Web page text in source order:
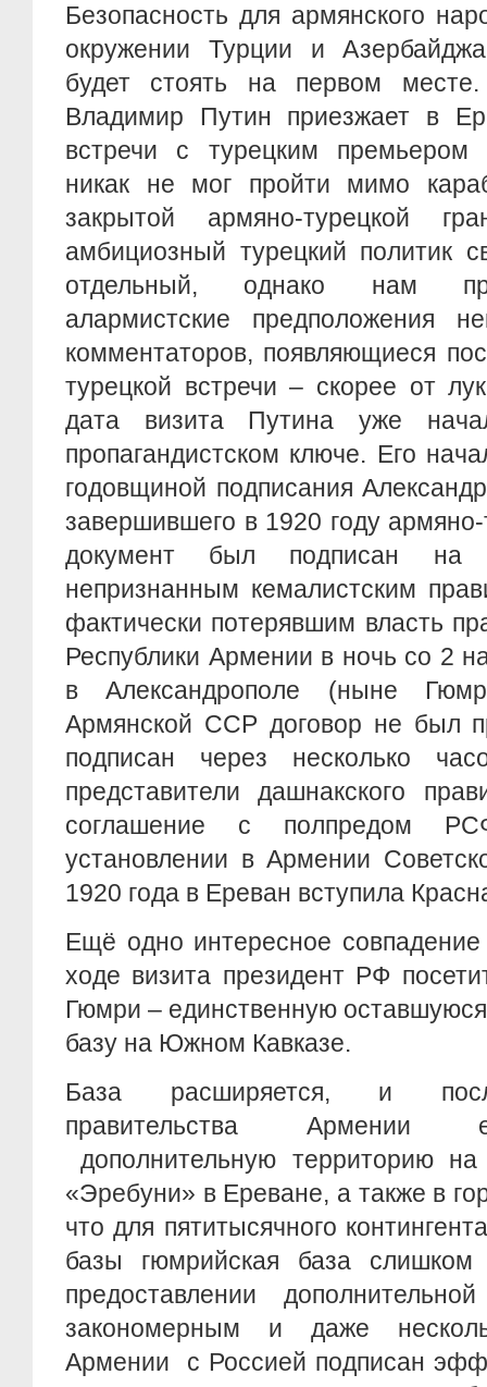
Безопасность для армянского
окружении Турции и
будет стоять на первом
Владимир Путин приезжает в
встречи с турецким премьером
никак не мог пройти мимо
закрытой армяно-турецкой
амбициозный турецкий политик
отдельный, однако нам
алармистские предположения
комментаторов, появляющиеся
турецкой встречи – скорее от
дата визита Путина уже
пропагандистском ключе. Его
годовщиной подписания
завершившего в 1920 году
документ был подписан
непризнанным кемалистским
фактически потерявшим власть
Республики Армении в ночь со 2
в Александрополе (ныне
Армянской ССР договор не был
подписан через несколько
представители дашнакского
соглашение с полпредом
установлении в Армении
1920 года в Ереван вступила
Ещё одно интересное
ходе визита президент РФ
Гюмри – единственную
базу на Южном Кавказе.
База расширяется, и
правительства Армении
дополнительную территорию
«Эребуни» в Ереване, а также в
что для пятитысячного
базы гюмрийская база
предоставлении
закономерным и даже
Армении с Россией подписан